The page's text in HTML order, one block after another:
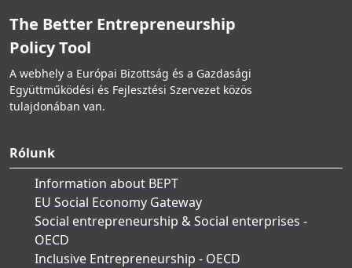
The Better Entrepreneurship
Policy Tool
A webhely a Európai Bizottság és a Gazdasági
Együttműködési és Fejlesztési Szervezet közös
tulajdonában van.
Rólunk
Information about BEPT
EU Social Economy Gateway
Social entrepreneurship & Social enterprises -
OECD
Inclusive Entrepreneurship - OECD